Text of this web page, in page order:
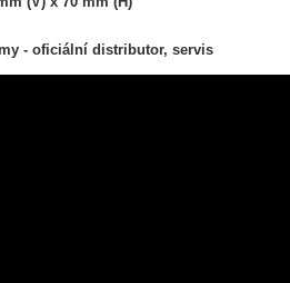
- oficiální distributor, servis